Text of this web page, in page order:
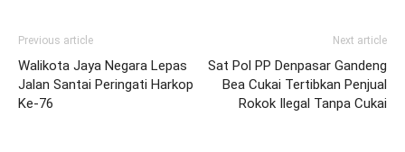
Previous article
Walikota Jaya Negara Lepas
Jalan Santai Peringati Harkop
Ke-76
Next article
Sat Pol PP Denpasar Gandeng
Bea Cukai Tertibkan Penjual
Rokok Ilegal Tanpa Cukai